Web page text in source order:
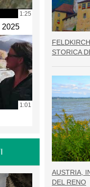
1:25
2025
1:01
STORICA
AUSTRIA,
DEL RENO